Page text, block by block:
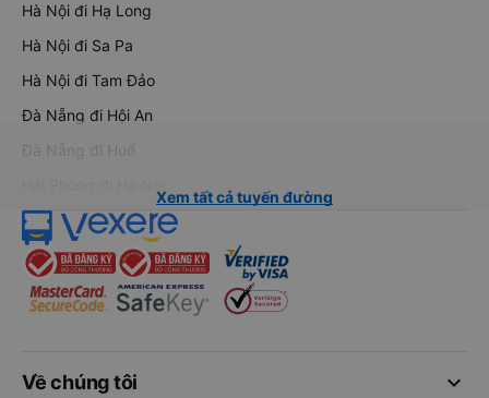
Hà Nội đi Hạ Long
Hà Nội đi Sa Pa
Hà Nội đi Tam Đảo
Đà Nẵng đi Hội An
Đà Nẵng đi Huế
Xem tất cả tuyến đường
keyboard_arrow_down
Về chúng tôi